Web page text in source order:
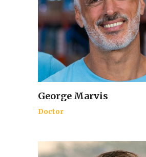
George Marvis
Doctor